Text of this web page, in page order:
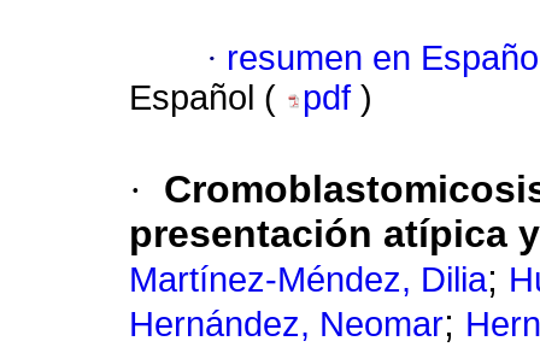
· resumen en
Español (
pdf )
·
presentación atípica
Martínez-Méndez, Dilia;
Hernández, Neomar;